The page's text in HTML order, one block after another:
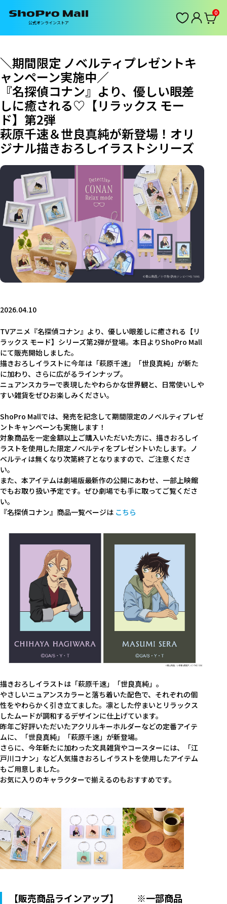
公式オンラインストア
0
＼期間限定 ノベルティプレゼントキ
ャンペーン実施中／
『名探偵コナン』より、優しい眼差
しに癒される♡【リラックス モー
ド】第2弾
萩原千速＆世良真純が新登場！オリ
ジナル描きおろしイラストシリーズ
2026.04.10
TVアニメ『名探偵コナン』より、優しい眼差しに癒される【リ
ラックス モード】シリーズ第2弾が登場。本日よりShoPro Mall
にて販売開始しました。
描きおろしイラストに今年は「萩原千速」「世良真純」が新た
に加わり、さらに広がるラインナップ。
ニュアンスカラーで表現したやわらかな世界観と、日常使いしや
すい雑貨をぜひお楽しみください。
ShoPro Mallでは、発売を記念して期間限定のノベルティプレゼ
ントキャンペーンも実施します！
対象商品を一定金額以上ご購入いただいた方に、描きおろしイ
ラストを使用した限定ノベルティをプレゼントいたします。ノ
ベルティは無くなり次第終了となりますので、ご注意くださ
い。
また、本アイテムは劇場版最新作の公開にあわせ、一部上映館
でもお取り扱い予定です。ぜひ劇場でも手に取ってご覧くださ
い。
『名探偵コナン』商品一覧ページは こちら
描きおろしイラストは「萩原千速」「世良真純」。
やさしいニュアンスカラーと落ち着いた配色で、それぞれの個
性をやわらかく引き立てました。凛とした佇まいとリラックス
したムードが調和するデザインに仕上げています。
昨年ご好評いただいたアクリルキーホルダーなどの定番アイテ
ムに、「世良真純」「萩原千速」が新登場。
さらに、今年新たに加わった文具雑貨やコースターには、「江
戸川コナン」など人気描きおろしイラストを使用したアイテム
もご用意しました。
お気に入りのキャラクターで揃えるのもおすすめです。
【販売商品ラインアップ】 ※一部商品